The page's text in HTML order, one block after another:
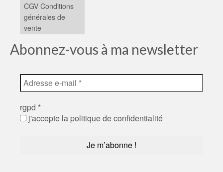
CGV Conditions
générales de
vente
Abonnez-vous à ma newsletter
rgpd *
j'accepte la politique de confidentialité